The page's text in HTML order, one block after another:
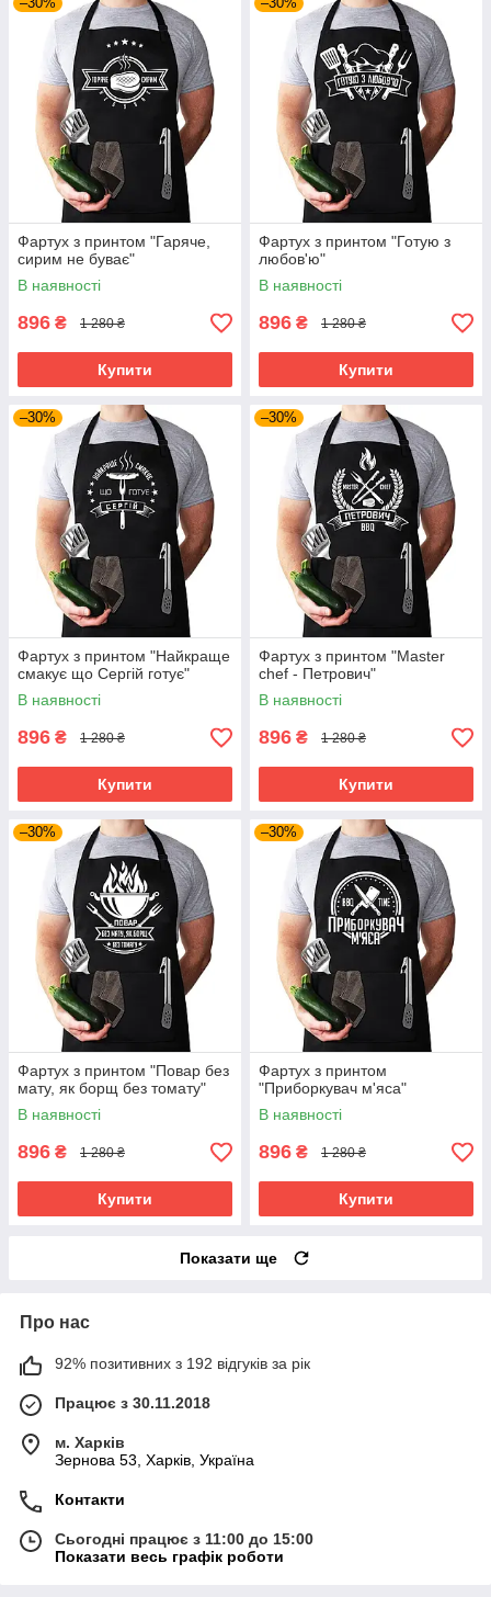
Фартух з принтом "Гаряче,
сирим не буває"
В наявності
896 ₴ 1 280 ₴
Купити
Фартух з принтом "Готую з
любов'ю"
В наявності
896 ₴ 1 280 ₴
Купити
–30%
Фартух з принтом "Найкраще
смакує що Сергій готує"
В наявності
896 ₴ 1 280 ₴
Купити
–30%
Фартух з принтом "Master
chef - Петрович"
В наявності
896 ₴ 1 280 ₴
Купити
–30%
Фартух з принтом "Повар без
мату, як борщ без томату"
В наявності
896 ₴ 1 280 ₴
Купити
–30%
Фартух з принтом
"Приборкувач м'яса"
В наявності
896 ₴ 1 280 ₴
Купити
Показати ще
Про нас
92% позитивних з 192 відгуків за рік
Працює з 30.11.2018
м. Харків
Зернова 53, Харків, Україна
Контакти
Сьогодні працює з 11:00 до 15:00
Показати весь графік роботи